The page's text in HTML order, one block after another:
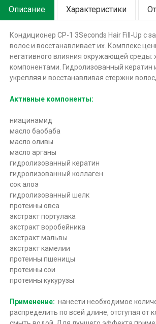
Описание Характеристики
Кондиционер CP-1 3Seconds Hair Fill-Up с
волос и восстанавливает их. Комплекс
негативного влияния окружающей среды:
компонентами. Гидролизованный кератин
укрепляя и восстанавливая стержни
Активные компоненты:
ниацинамид
масло баобаба
масло оливы
масло арганы
гидролизованный кератин
гидролизованный коллаген
сок алоэ
гидролизованный шелк
протеины овса
экстракт портулака
экстракт воробейника
экстракт мальвы
экстракт камелии
протеины пшеницы
протеины сои
протеины кукурузы
Применение: нанести необходимое
распределить по всей длине, отступая от